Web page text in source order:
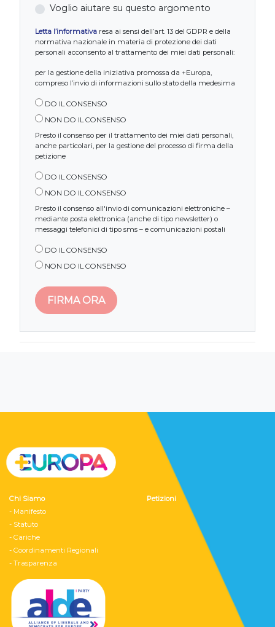
Voglio aiutare su questo argomento
Letta l’informativa resa ai sensi dell’art. 13 del GDPR e della
normativa nazionale in materia di protezione dei dati
personali acconsento al trattamento dei miei dati personali:
per la gestione della iniziativa promossa da +Europa,
compreso l’invio di informazioni sullo stato della medesima
DO IL CONSENSO
NON DO IL CONSENSO
Presto il consenso per il trattamento dei miei dati personali,
anche particolari, per la gestione del processo di firma della
petizione
DO IL CONSENSO
NON DO IL CONSENSO
Presto il consenso all'invio di comunicazioni elettroniche –
mediante posta elettronica (anche di tipo newsletter) o
messaggi telefonici di tipo sms – e comunicazioni postali
DO IL CONSENSO
NON DO IL CONSENSO
Chi Siamo
- Manifesto
- Statuto
- Cariche
- Coordinamenti Regionali
- Trasparenza
Petizioni